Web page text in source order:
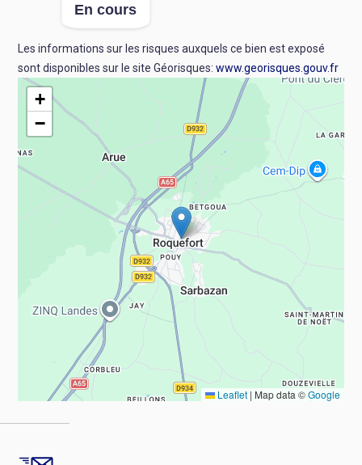
En cours
Les informations sur les risques auxquels ce bien est exposé
sont disponibles sur le site Géorisques: www.georisques.gouv.fr
+
−
Leaflet | Map data ©Google